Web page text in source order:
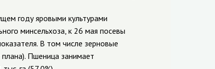
году яровыми культурами
минсельхоза, к 26 мая посевы
В том числе зерновые
Пшеница занимает